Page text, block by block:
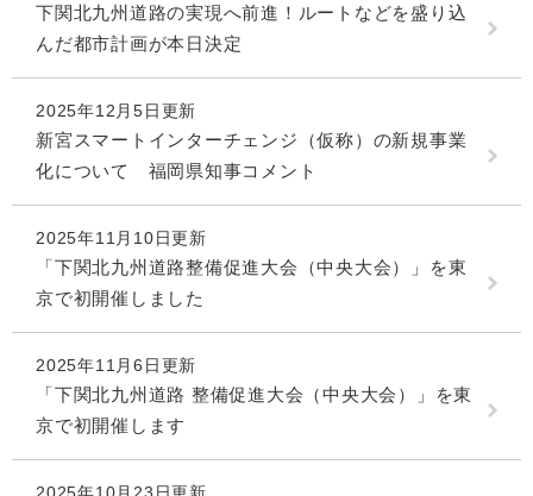
下関北九州道路の実現へ前進！ルートなどを盛り込
んだ都市計画が本日決定
2025年12月5日更新
新宮スマートインターチェンジ（仮称）の新規事業
化について 福岡県知事コメント
2025年11月10日更新
「下関北九州道路整備促進大会（中央大会）」を東
京で初開催しました
2025年11月6日更新
「下関北九州道路 整備促進大会（中央大会）」を東
京で初開催します
2025年10月23日更新